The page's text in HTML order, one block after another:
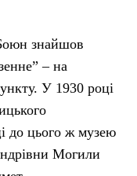
знайшов
– на
У 1930 році
до цього ж музею
Могили